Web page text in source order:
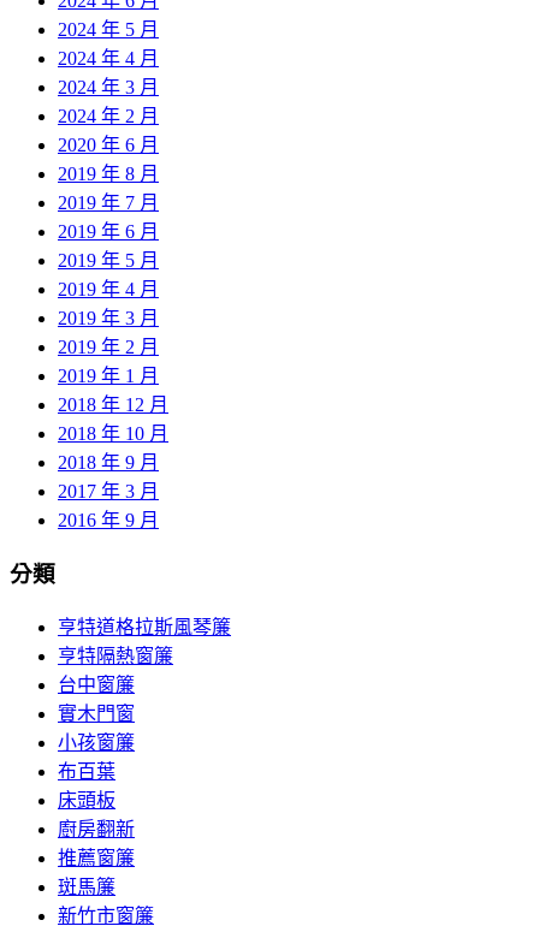
2024 年 5 月
2024 年 4 月
2024 年 3 月
2024 年 2 月
2020 年 6 月
2019 年 8 月
2019 年 7 月
2019 年 6 月
2019 年 5 月
2019 年 4 月
2019 年 3 月
2019 年 2 月
2019 年 1 月
2018 年 12 月
2018 年 10 月
2018 年 9 月
2017 年 3 月
2016 年 9 月
分類
亨特道格拉斯風琴簾
亨特隔熱窗簾
台中窗簾
實木門窗
小孩窗簾
布百葉
床頭板
廚房翻新
推薦窗簾
斑馬簾
新竹市窗簾